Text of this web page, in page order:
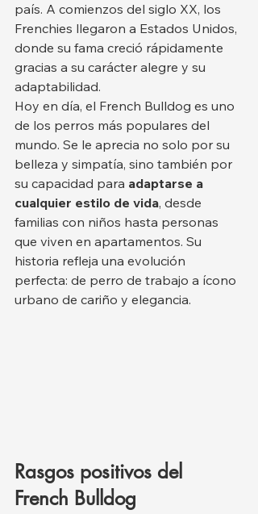
país. A comienzos del siglo XX, los
Frenchies llegaron a Estados Unidos,
donde su fama creció rápidamente
gracias a su carácter alegre y su
adaptabilidad.
Hoy en día, el French Bulldog es uno
de los perros más populares del
mundo. Se le aprecia no solo por su
belleza y simpatía, sino también por
su capacidad para adaptarse a
cualquier estilo de vida, desde
familias con niños hasta personas
que viven en apartamentos. Su
historia refleja una evolución
perfecta: de perro de trabajo a ícono
urbano de cariño y elegancia.
Rasgos positivos del
French Bulldog